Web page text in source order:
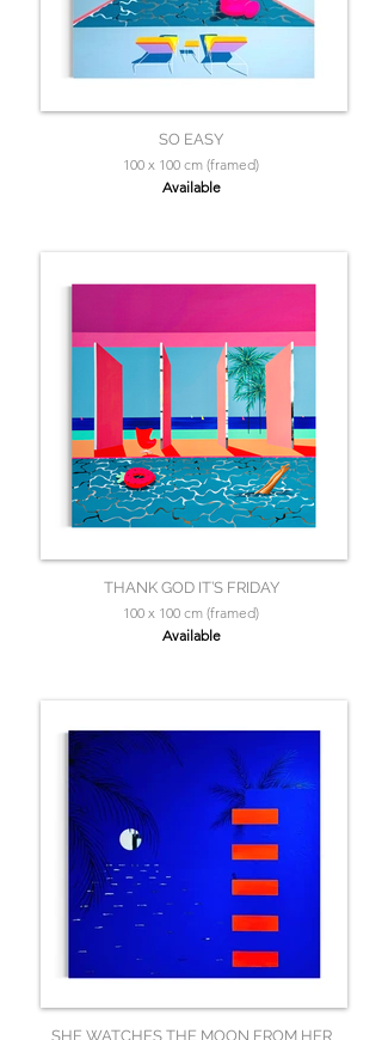
SO EASY
100 x 100 cm (framed)
Available
THANK GOD IT’S FRIDAY
100 x 100 cm (framed)
Available
SHE WATCHES THE MOON FROM HER